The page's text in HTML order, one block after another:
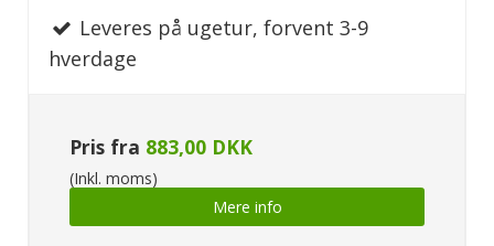
Leveres på ugetur, forvent 3-9
hverdage
Pris fra 883,00 DKK
(Inkl. moms)
Mere info